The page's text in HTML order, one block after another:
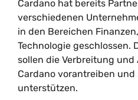
Cardano hat bereits
verschiedenen
in den Bereichen
Technologie geschlossen.
sollen die Verbreitung
Cardano vorantreiben und
unterstützen.